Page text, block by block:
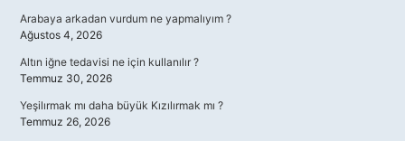
Arabaya arkadan vurdum ne yapmalıyım ?
Ağustos 4, 2026
Altın iğne tedavisi ne için kullanılır ?
Temmuz 30, 2026
Yeşilırmak mı daha büyük Kızılırmak mı ?
Temmuz 26, 2026